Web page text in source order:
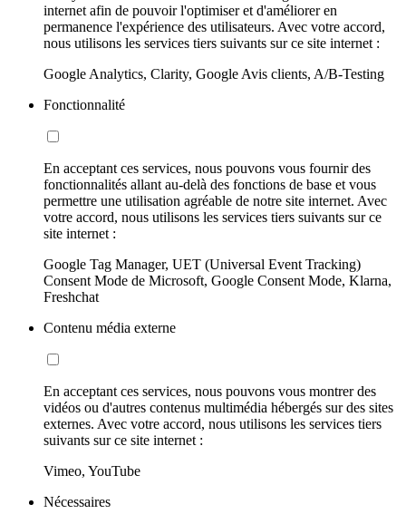
internet afin de pouvoir l'optimiser et d'améliorer en
permanence l'expérience des utilisateurs. Avec votre accord,
nous utilisons les services tiers suivants sur ce site internet :
Google Analytics, Clarity, Google Avis clients, A/B-Testing
Fonctionnalité
En acceptant ces services, nous pouvons vous fournir des
fonctionnalités allant au-delà des fonctions de base et vous
permettre une utilisation agréable de notre site internet. Avec
votre accord, nous utilisons les services tiers suivants sur ce
site internet :
Google Tag Manager, UET (Universal Event Tracking)
Consent Mode de Microsoft, Google Consent Mode, Klarna,
Freshchat
Contenu média externe
En acceptant ces services, nous pouvons vous montrer des
vidéos ou d'autres contenus multimédia hébergés sur des sites
externes. Avec votre accord, nous utilisons les services tiers
suivants sur ce site internet :
Vimeo, YouTube
Nécessaires